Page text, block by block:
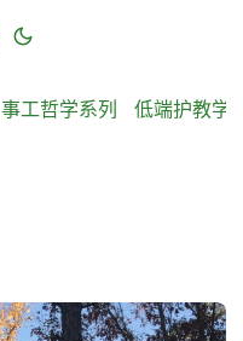
事工哲学系列 低端护教学